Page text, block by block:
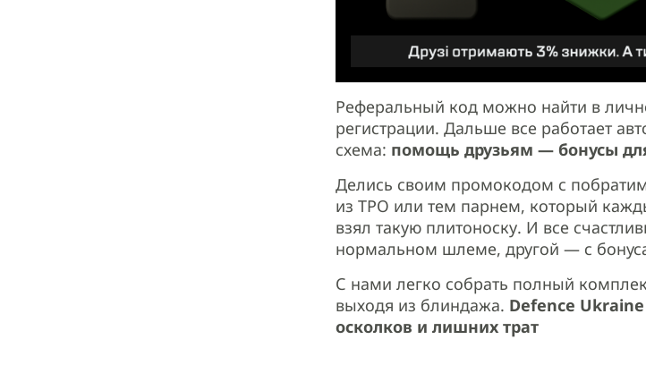
Реферальный код можно найти в
регистрации. Дальше все работает
схема: помощь друзьям — бонусы
Делись своим промокодом с
из ТРО или тем парнем, который
взял такую плитоноску. И все
нормальном шлеме, другой — с
С нами легко собрать полный
выходя из блиндажа. Defence
осколков и лишних трат